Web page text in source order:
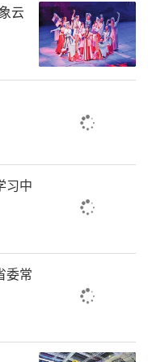
云
习中
委常